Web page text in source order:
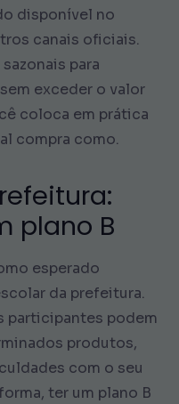
disponível no
canais oficiais.
para
exceder o valor
coloca em prática
compra como.
plano B
esperado
da prefeitura.
participantes podem
produtos,
com o seu
ter um plano B